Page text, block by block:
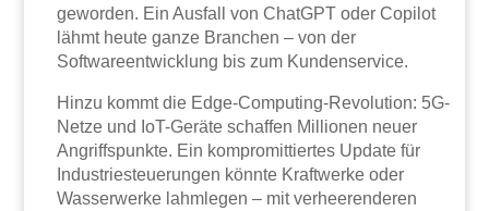
geworden. Ein Ausfall von ChatGPT oder Copilot
lähmt heute ganze Branchen – von der
Softwareentwicklung bis zum Kundenservice.
Hinzu kommt die Edge-Computing-Revolution: 5G-
Netze und IoT-Geräte schaffen Millionen neuer
Angriffspunkte. Ein kompromittiertes Update für
Industriesteuerungen könnte Kraftwerke oder
Wasserwerke lahmlegen – mit verheerenderen